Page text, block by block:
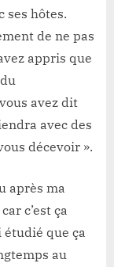
ses hôtes.
de ne pas
appris que
avez dit
avec des
décevoir ».
après ma
c’est ça
étudié que ça
au